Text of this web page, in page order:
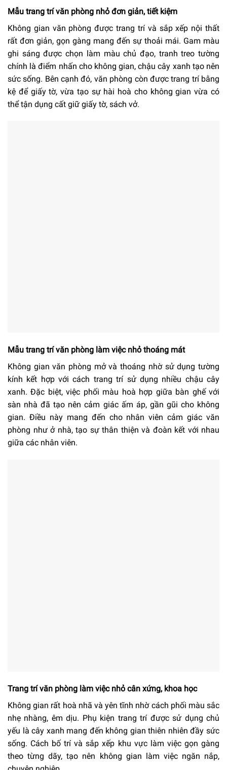
Mẫu trang trí văn phòng nhỏ đơn giản, tiết kiệm
Không gian văn phòng được trang trí và sắp xếp nội thất
rất đơn giản, gọn gàng mang đến sự thoải mái. Gam màu
ghi sáng được chọn làm màu chủ đạo, tranh treo tường
chính là điểm nhấn cho không gian, chậu cây xanh tạo nên
sức sống. Bên cạnh đó, văn phòng còn được trang trí bằng
kệ để giấy tờ, vừa tạo sự hài hoà cho không gian vừa có
thể tận dụng cất giữ giấy tờ, sách vở.
Mẫu trang trí văn phòng làm việc nhỏ thoáng mát
Không gian văn phòng mở và thoáng nhờ sử dụng tường
kính kết hợp với cách trang trí sử dụng nhiều chậu cây
xanh. Đặc biệt, việc phối màu hoà hợp giữa bàn ghế với
sàn nhà đã tạo nên cảm giác ấm áp, gần gũi cho không
gian. Điều này mang đến cho nhân viên cảm giác văn
phòng như ở nhà, tạo sự thân thiện và đoàn kết với nhau
giữa các nhân viên.
Trang trí văn phòng làm việc nhỏ cân xứng, khoa học
Không gian rất hoà nhã và yên tĩnh nhờ cách phối màu sắc
nhẹ nhàng, êm dịu. Phụ kiện trang trí được sử dụng chủ
yếu là cây xanh mang đến không gian thiên nhiên đầy sức
sống. Cách bố trí và sắp xếp khu vực làm việc gọn gàng
theo từng dãy, tạo nên không gian làm việc ngăn nắp,